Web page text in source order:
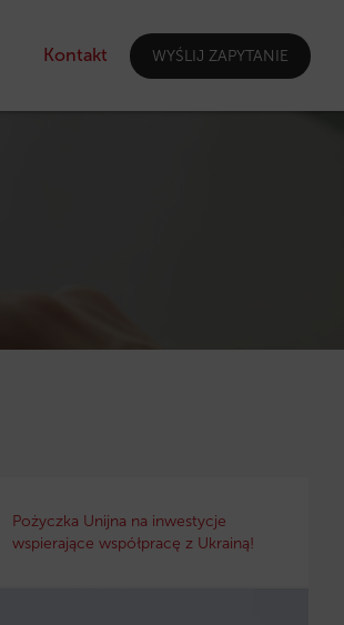
Kontakt WYŚLIJ ZAPYTANIE
Pożyczka Unijna na inwestycje
wspierające współpracę z Ukrainą!